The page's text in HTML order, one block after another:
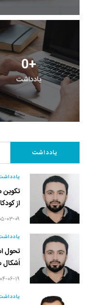
0+
یادداشت
یادداشت
تکوین
از
۱۴۰۵-
تحول
اَشکال
۱۴۰۴-۰۶-